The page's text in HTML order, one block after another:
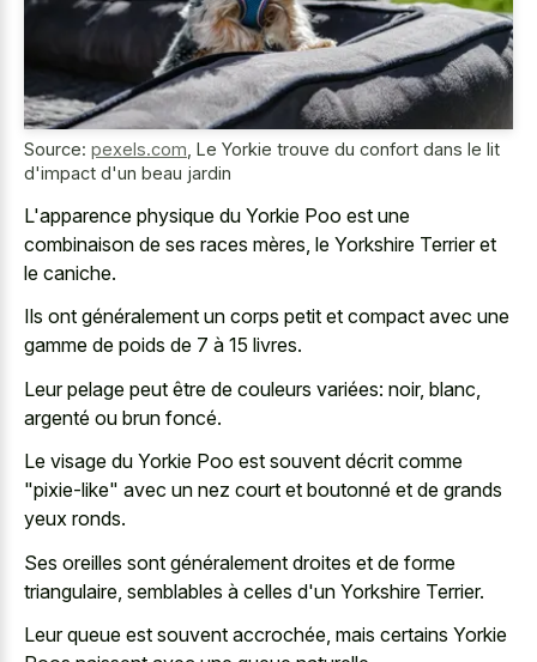
Source: pexels.com Le Yorkie trouve du confort dans le lit
d'impact d'un beau jardin
L'apparence physique du Yorkie Poo est une
combinaison de ses races mères, le Yorkshire Terrier et
le caniche.
Ils ont généralement un corps petit et compact avec une
gamme de poids de 7 à 15 livres.
Leur pelage peut être de couleurs variées: noir, blanc,
argenté ou brun foncé.
Le visage du Yorkie Poo est souvent décrit comme
"pixie-like" avec un nez court et boutonné et de grands
yeux ronds.
Ses oreilles sont généralement droites et de forme
triangulaire, semblables à celles d'un Yorkshire Terrier.
Leur queue est souvent accrochée, mais certains Yorkie